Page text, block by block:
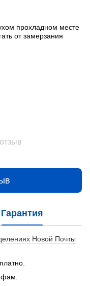
прохладном месте
от замерзания
Гарантия
Новой Почты